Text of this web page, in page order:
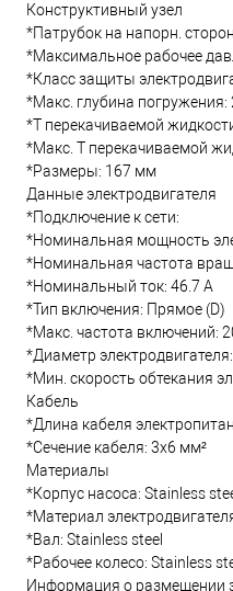
Конструктивный узел
*Патрубок на напорн.
*Максимальное рабочее
*Класс защиты
*Макс. глубина погружения:
*Т перекачиваемой
*Макс. T перекачиваемой
*Размеры: 167 мм
Данные электродвигателя
*Подключение к сети:
*Номинальная мощность
*Номинальная частота
*Номинальный ток: 46.7 А
*Тип включения: Прямое (D)
*Макс. частота включений:
*Диаметр
*Мин. скорость обтекания
Кабель
*Длина кабеля
*Сечение кабеля: 3x6 мм²
Материалы
*Корпус насоса: Stainless
*Материал
*Вал: Stainless steel
*Рабочее колесо: Stainless
Информация о размещении